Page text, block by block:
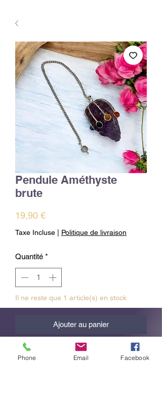
Pendule Améthyste
brute
19,90 €Prix
Taxe Incluse Politique de livraison
Quantité *
Il ne reste que 1 article(s) en stock
Ajouter au panier
Commander et payer
Phone Email Facebook